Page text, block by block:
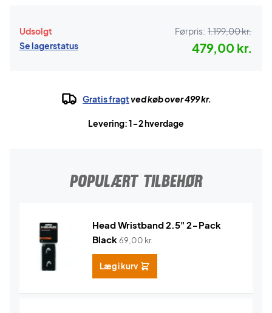
Udsolgt
Se lagerstatus
Førpris: 1.199,00 kr.
479,00 kr.
Gratis fragtved køb over 499 kr.
Levering: 1-2 hverdage
POPULÆRT TILBEHØR
Head Wristband 2.5" 2-Pack
Black69,00 kr.
Læg i kurv